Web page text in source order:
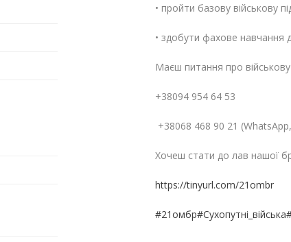
• пройти базову військову
• здобути фахове навчання
Маєш питання про
+38094 954 64 53‬‬‬‬‬‬‬‬‬‬
‪+38068 468 90 21‬‬‬‬‬‬‬‬‬‬
Хочеш стати до лав нашої
https://tinyurl.com/21ombr
#21омбр#Сухопутні_війська